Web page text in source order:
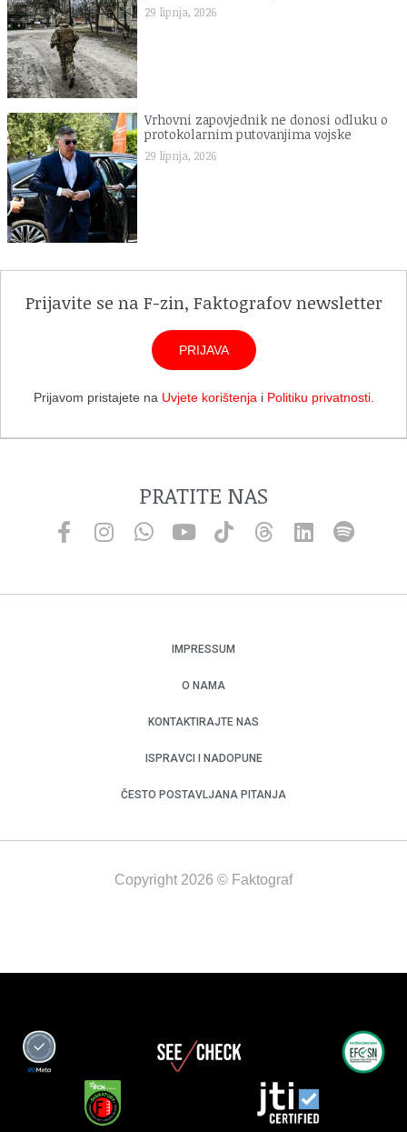
29 lipnja, 2026
Vrhovni zapovjednik ne donosi odluku o
protokolarnim putovanjima vojske
29 lipnja, 2026
Prijavite se na F-zin, Faktografov newsletter
PRIJAVA
Prijavom pristajete na Uvjete korištenja i Politiku privatnosti.
PRATITE NAS
IMPRESSUM
O NAMA
KONTAKTIRAJTE NAS
ISPRAVCI I NADOPUNE
ČESTO POSTAVLJANA PITANJA
Copyright 2026 © Faktograf